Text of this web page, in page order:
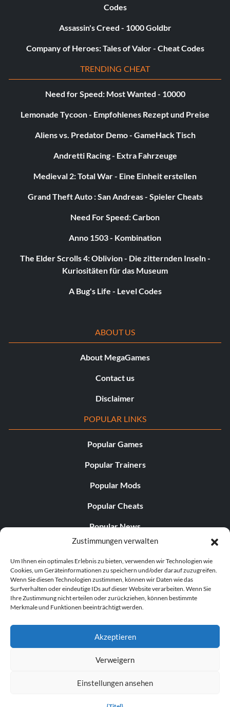
Zustimmungen verwalten
Um Ihnen ein optimales Erlebnis zu bieten, verwenden wir Technologien wie
Cookies, um Geräteinformationen zu speichern und/oder darauf zuzugreifen.
Wenn Sie diesen Technologien zustimmen, können wir Daten wie das
Surfverhalten oder eindeutige IDs auf dieser Website verarbeiten. Wenn Sie
Ihre Zustimmung nicht erteilen oder zurückziehen, können bestimmte
Merkmale und Funktionen beeinträchtigt werden.
Akzeptieren
Verweigern
Einstellungen ansehen
Codes
Assassin's Creed - 1000 Goldbr
Company of Heroes: Tales of Valor - Cheat Codes
TRENDING CHEAT
Need for Speed: Most Wanted - 10000
Lemonade Tycoon - Empfohlenes Rezept und Preise
Aliens vs. Predator Demo - GameHack Tisch
Andretti Racing - Extra Fahrzeuge
Medieval 2: Total War - Eine Einheit erstellen
Grand Theft Auto : San Andreas - Spieler Cheats
Need For Speed: Carbon
Anno 1503 - Kombination
The Elder Scrolls 4: Oblivion - Die zitternden Inseln -
Kuriositäten für das Museum
A Bug's Life - Level Codes
ABOUT US
About MegaGames
Contact us
Disclaimer
POPULAR LINKS
Popular Games
Popular Trainers
Popular Mods
Popular Cheats
Popular News
Popular Editorials
Popular Free Games
LATEST UPDATES
© 1998–2026 MegaGames.com All rights reserved
Settings